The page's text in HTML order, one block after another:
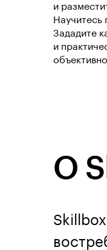
и
Научитесь
Зададите
и
О